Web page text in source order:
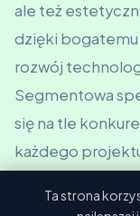
ale też
dzięki bogatemu
rozwój
Segmentowa
się na tle
każdego
myślą o
Ta strona